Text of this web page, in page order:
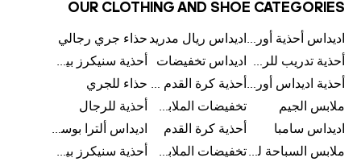
OUR CLOTHING AND SHOE CATEGORIES
اديداس أحذية أورجينالز اديداس ريال مدريد حذاء جري رجالي
أحذية تدريب للرجال
اديداس تخفيضات
أحذية سنيكرز بيضاء للرجال
أحذية اديداس أورجينال للنساء
أحذية كرة القدم للرجال حذاء للجري
ملابس الجيم
تخفيضات الملابس للأطفال
أحذية للرجال
اديداس سامبا
أحذية كرة القدم
اديداس ألترا بوست
ملابس السباحة للرجال
تخفيضات الملابس الرياضية
أحذية سنيكرز بيضاء للرجال